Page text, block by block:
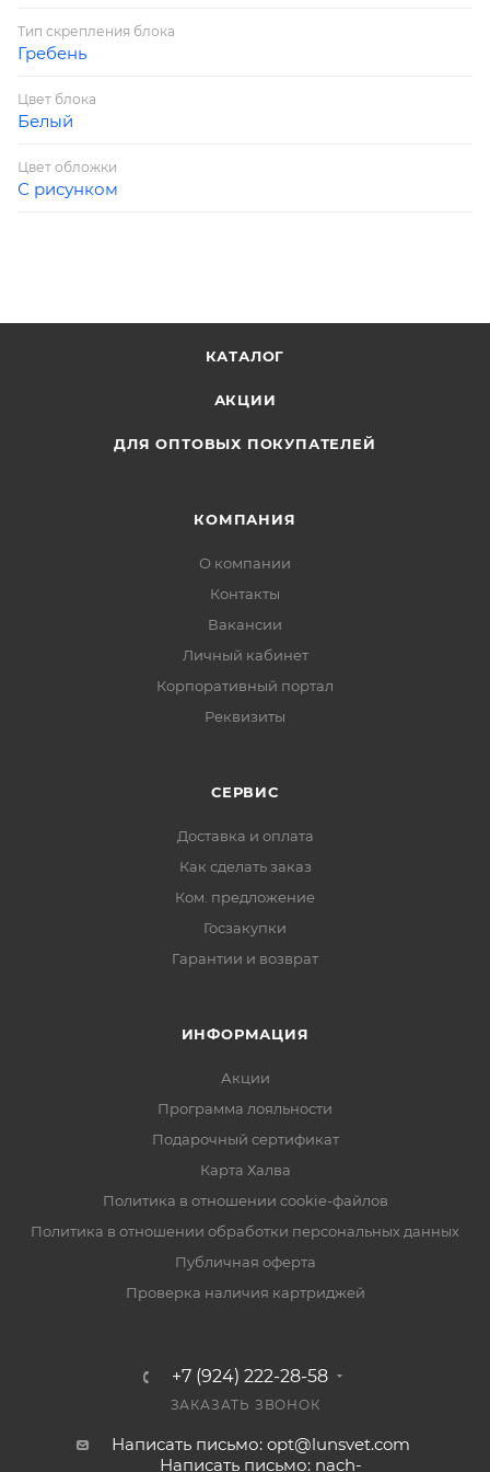
Тип скрепления блока
Гребень
Цвет блока
Белый
Цвет обложки
С рисунком
КАТАЛОГ
АКЦИИ
ДЛЯ ОПТОВЫХ ПОКУПАТЕЛЕЙ
КОМПАНИЯ
О компании
Контакты
Вакансии
Личный кабинет
Корпоративный портал
Реквизиты
СЕРВИС
Доставка и оплата
Как сделать заказ
Ком. предложение
Госзакупки
Гарантии и возврат
ИНФОРМАЦИЯ
Акции
Программа лояльности
Подарочный сертификат
Карта Халва
Политика в отношении cookie-файлов
Политика в отношении обработки персональных данных
Публичная оферта
Проверка наличия картриджей
+7 (924) 222-28-58
ЗАКАЗАТЬ ЗВОНОК
Написать письмо: opt@lunsvet.com
Написать письмо: nach-